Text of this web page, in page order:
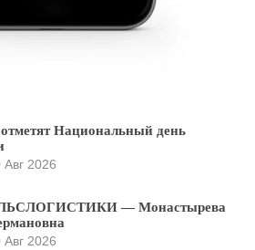
Национальный день
Авг 2026
— Монастырева
Авг 2026